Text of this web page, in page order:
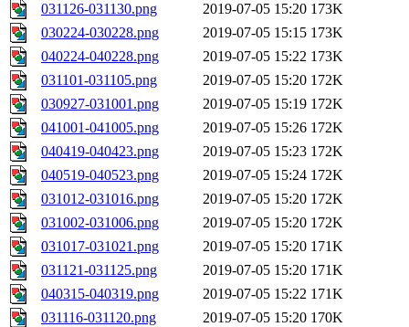
031126-031130.png
2019-07-05 15:20 173K
030224-030228.png
2019-07-05 15:15 173K
040224-040228.png
2019-07-05 15:22 173K
031101-031105.png
2019-07-05 15:20 172K
030927-031001.png
2019-07-05 15:19 172K
041001-041005.png
2019-07-05 15:26 172K
040419-040423.png
2019-07-05 15:23 172K
040519-040523.png
2019-07-05 15:24 172K
031012-031016.png
2019-07-05 15:20 172K
031002-031006.png
2019-07-05 15:20 172K
031017-031021.png
2019-07-05 15:20 171K
031121-031125.png
2019-07-05 15:20 171K
040315-040319.png
2019-07-05 15:22 171K
031116-031120.png
2019-07-05 15:20 170K